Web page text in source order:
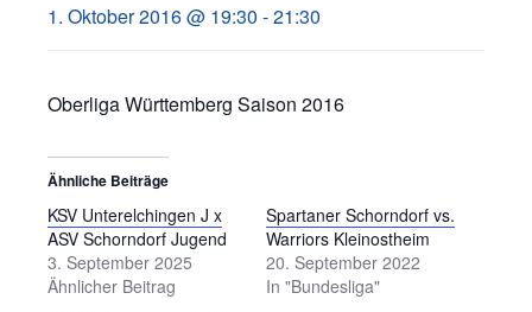
1. Oktober 2016 @ 19:30 -21:30
Oberliga Württemberg Saison 2016
Ähnliche Beiträge
KSV Unterelchingen J x
ASV Schorndorf Jugend
3. September 2025
Ähnlicher Beitrag
Spartaner Schorndorf vs.
Warriors Kleinostheim
20. September 2022
In "Bundesliga"